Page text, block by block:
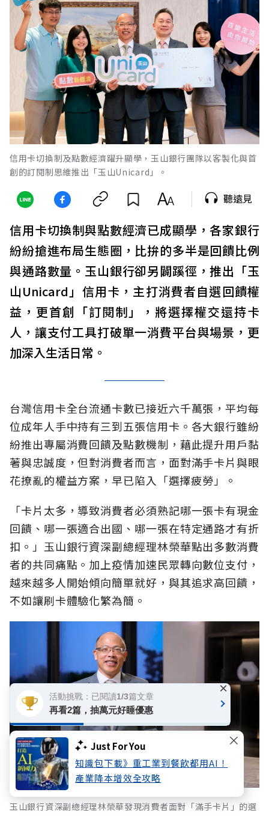
Just For You
知識包下載》重工業到餐飲都用AI！
產業降本增效全攻略
信用卡切換制及點數經濟躍升顯學，玉山銀行團隊以客製化與首
創的訂閱制思維推出「玉山Unicard」。
聽遠見
信用卡切換制與點數經濟已成顯學，各家銀行
紛紛搶進布局生態圈，比拚的多半是回饋比例
與通路數量。玉山銀行卻另闢蹊徑，推出「玉
山Unicard」信用卡，主打消費者自選回饋權
益，更首創「訂閱制」，將選擇權交還持卡
人，讓支付工具打破單一消費平台與場景，更
加深入生活日常。
台灣信用卡全台流通卡數已接近六千萬張，平均每
位成年人手中持有三到五張信用卡。各大銀行雖紛
紛推出專屬消費回饋及點數機制，藉此提升用戶黏
著與忠誠度，但對消費者而言，面對滿手卡片與眼
花撩亂的權益方案，早已陷入「選擇疲勞」。
「卡片太多，導致消費者必須熟記哪一張卡有現金
回饋、哪一張適合出國、哪一張在特定通路才有折
扣。」玉山銀行資深副總經理林榮華點出多數消費
者的共同痛點。加上疫情加速民眾轉向數位支付，
越來越多人開始傾向簡單就好，與其追求高回饋，
不如讓刷卡體驗化繁為簡。
玉山銀行資深副總經理林榮華發現消費者面對「滿手卡片」的選
活動挑戰：已閱讀1/3篇文章
再看2篇，抽萬元好睡優惠
×